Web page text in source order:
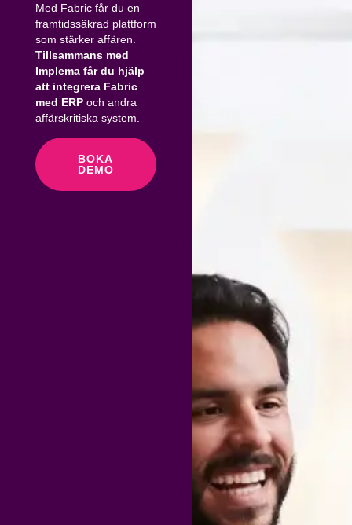
Med Fabric får du en
framtidssäkrad plattform
som stärker affären.
Tillsammans med
Implema får du hjälp
att integrera Fabric
med ERP och andra
affärskritiska system.
BOKA
DEMO